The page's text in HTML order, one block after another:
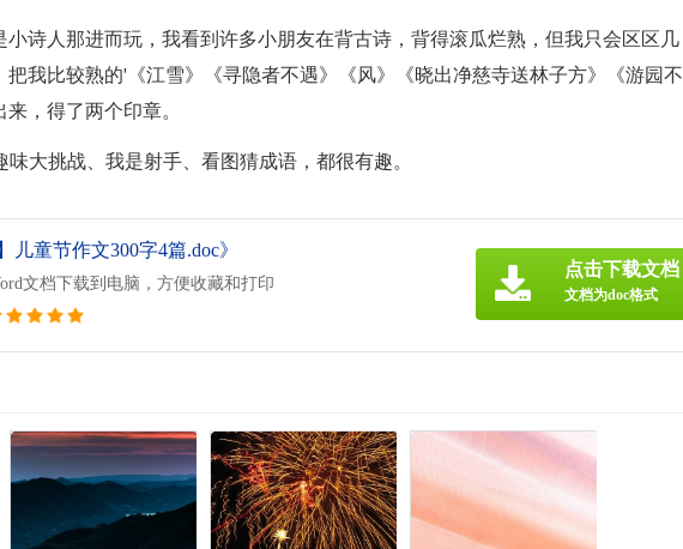
小诗人那进而玩，我看到许多小朋友在背古诗，背得滚瓜烂熟，但我只会区区几
我比较熟的'《江雪》《寻隐者不遇》《风》《晓出净慈寺送林子方》《游园不
，得了两个印章。
大挑战、我是射手、看图猜成语，都很有趣。
儿童节作文300字4篇.doc》
文档下载到电脑，方便收藏和打印
点击下载文档
文档为doc格式